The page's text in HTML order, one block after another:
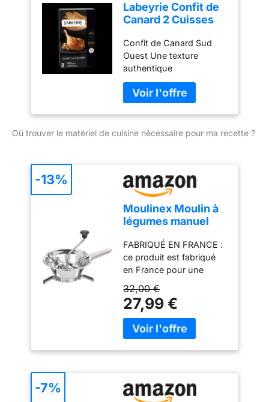
Labeyrie Confit de
Canard 2 Cuisses
Confit de Canard Sud
Ouest Une texture
authentique
Où trouver le matériel de cuisine nécessaire pour ma recette ?
Moulinex Moulin à
légumes manuel
acier Inoxydable,
Petit modèle,
Broyage facile,
Purées, Soupes,
Compotes,
Compatible lave-
vaisselle, Fabriqué
en France A40106
FABRIQUÉ EN FRANCE :
ce produit est fabriqué
en France pour une
FACILE À NETTOYER :
un moulin à légumes
compatible lave-vaisselle
pour un nettoyage sans
facilement des purées,
des soupes et des
compotes 2 GRILLES EN
32,00 €
27,99 €
-13%
-7%